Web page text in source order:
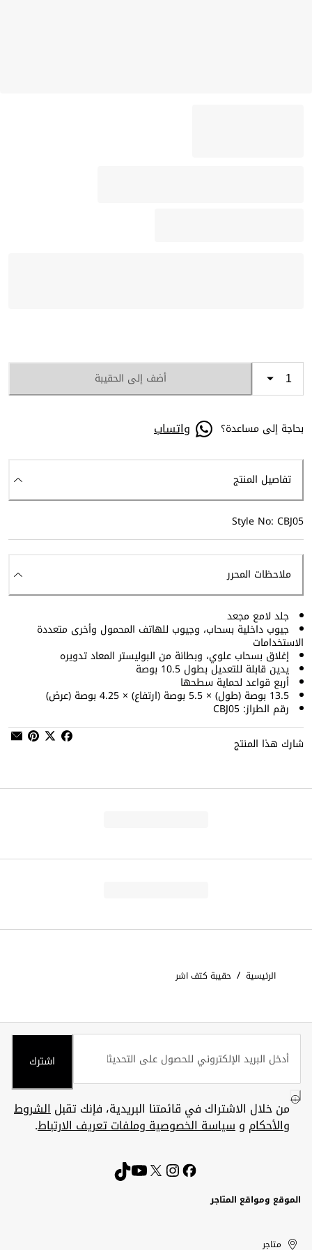
أضف إلى الحقيبة
بحاجة إلى مساعدة؟ واتساب
تفاصيل المنتج
Style No: CBJ05
ملاحظات المحرر
جلد لامع مجعد
جيوب داخلية بسحاب، وجيوب للهاتف المحمول وأخرى متعددة
الاستخدامات
إغلاق بسحاب علوي، وبطانة من البوليستر المعاد تدويره
يدين قابلة للتعديل بطول 10.5 بوصة
أربع قواعد لحماية سطحها
13.5 بوصة (طول) × 5.5 بوصة (ارتفاع) × 4.25 بوصة (عرض)
رقم الطراز: CBJ05
شارك هذا المنتج
الرئيسية / حقيبة كتف اشر
اشترك
من خلال الاشتراك في قائمتنا البريدية، فإنك تقبلالشروط
والأحكام وسياسة الخصوصية وملفات تعريف الارتباط.
الموقع ومواقع المتاجر
United
Kuwait
الإمارات
الكويت
متاجر